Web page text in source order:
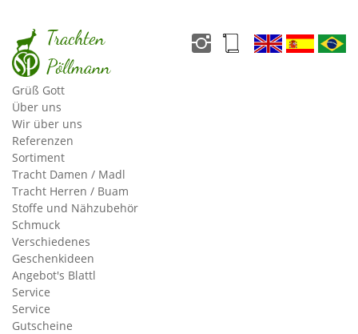
Trachten
Pöllmann
Grüß Gott
Über uns
Wir über uns
Referenzen
Sortiment
Tracht Damen / Madl
Tracht Herren / Buam
Stoffe und Nähzubehör
Schmuck
Verschiedenes
Geschenkideen
Angebot's Blattl
Service
Service
Gutscheine
Prezados clientes e amigos,
Bem-vindo ao nosso site, agradecemos o interesse em nossa
loja. Estamos felizes por compartilhar a tradição bávara com
você que mora longe.